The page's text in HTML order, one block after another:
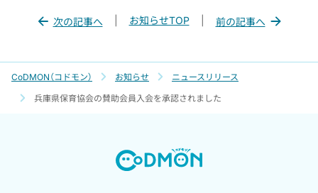
次の記事へ お知らせTOP 前の記事へ
CoDMON（コドモン） お知らせ
ニュースリリース
兵庫県保育協会の賛助会員入会を承認されました